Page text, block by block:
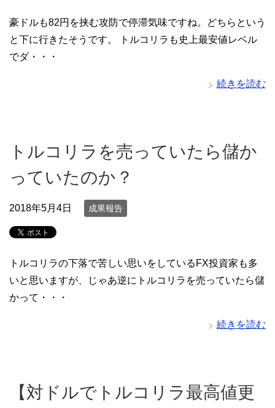
豪ドルも82円を挟む攻防で停滞気味ですね。どちらという
と下に行きたそうです。 トルコリラも史上最安値レベル
でダ・・・
続きを読む
トルコリラを売っていたら儲か
っていたのか？
2018年5月4日 成果報告
トルコリラの下落で苦しい思いをしているFX投資家も多
いと思いますが、じゃあ逆にトルコリラを売っていたら儲
かって・・・
続きを読む
【対ドルでトルコリラ最高値更